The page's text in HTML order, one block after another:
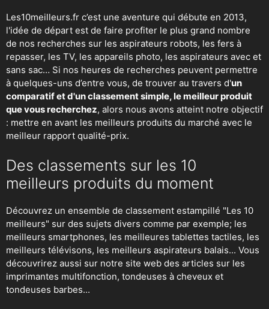
Les10meilleurs.fr c’est une aventure qui débute en 2013,
l'idée de départ est de faire profiter le plus grand nombre
de nos recherches sur les aspirateurs robots, les fers à
repasser, les TV, les appareils photo, les aspirateurs avec et
sans sac… Si nos heures de recherches peuvent permettre
à quelques-uns d’entre vous, de trouver au travers d'un
comparatif et d'un classement simple, le meilleur produit
que vous recherchez, alors nous avons atteint notre objectif
: mettre en avant les meilleurs produits du marché avec le
meilleur rapport qualité-prix.
Des classements sur les 10
meilleurs produits du moment
Découvrez un ensemble de classement estampillé "Les 10
meilleurs" sur des sujets divers comme par exemple; les
meilleurs smartphones, les meilleures tablettes tactiles, les
meilleurs télévisons, les meilleurs aspirateurs balais... Vous
découvrirez aussi sur notre site web des articles sur les
imprimantes multifonction, tondeuses à cheveux et
tondeuses barbes...